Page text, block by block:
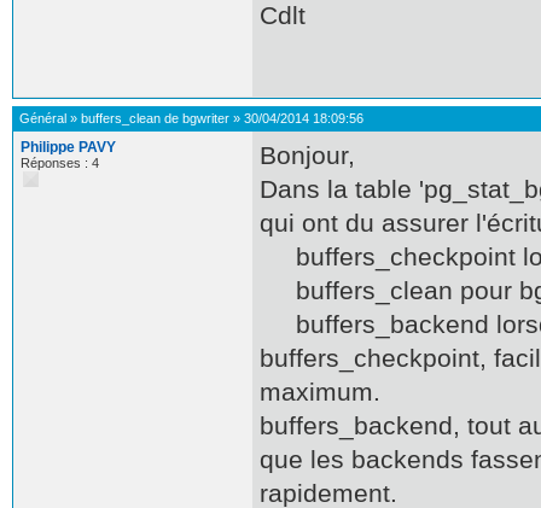
Cdlt
Général » buffers_clean de bgwriter » 30/04/2014 18:09:56
Philippe PAVY
Réponses : 4
Bonjour,
Dans la table
qui ont du assurer
buffers_checkpoint
buffers_clean pour
buffers_backend
buffers_checkpoint,
maximum.
buffers_backend, tout
que les backends
rapidement.